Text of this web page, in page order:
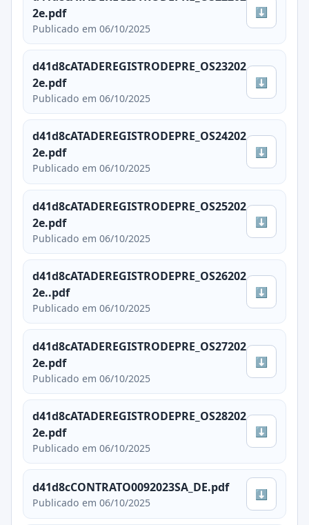
2e.pdf
Publicado em 06/10/2025
⬇
d41d8cATADEREGISTRODEPRE_OS23202
2e.pdf
Publicado em 06/10/2025
⬇
d41d8cATADEREGISTRODEPRE_OS24202
2e.pdf
Publicado em 06/10/2025
⬇
d41d8cATADEREGISTRODEPRE_OS25202
2e.pdf
Publicado em 06/10/2025
⬇
d41d8cATADEREGISTRODEPRE_OS26202
2e..pdf
Publicado em 06/10/2025
⬇
d41d8cATADEREGISTRODEPRE_OS27202
2e.pdf
Publicado em 06/10/2025
⬇
d41d8cATADEREGISTRODEPRE_OS28202
2e.pdf
Publicado em 06/10/2025
⬇
d41d8cCONTRATO0092023SA_DE.pdf
Publicado em 06/10/2025
⬇